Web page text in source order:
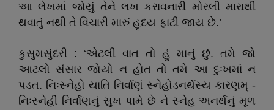
આ લેખમાં જોયું તેને લખ કરાવનારી મોરલી મારાથી
થવાતું નથી તે વિચારી મારું હૃદય ફાટી જાય છે.’
કુસુમસુંદરી : ‘એટલી વાત તો હું માનું છું. તમે જો
આટલો સંસાર જોયો ન હોત તો તમે આ દુઃખમાં ન
પડત. નિઃસ્નેહો યાતિ નિર્વાણં સ્નેહોડનર્થસ્ય કારણમ્‌ -
નિઃસ્નેહી નિર્વાણનું સુખ પામે છે ને સ્નેહ અનર્થનું મૂળ